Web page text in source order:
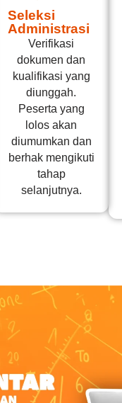
Seleksi
Administrasi
Verifikasi
dokumen dan
kualifikasi yang
diunggah.
Peserta yang
lolos akan
diumumkan dan
berhak mengikuti
tahap
selanjutnya.